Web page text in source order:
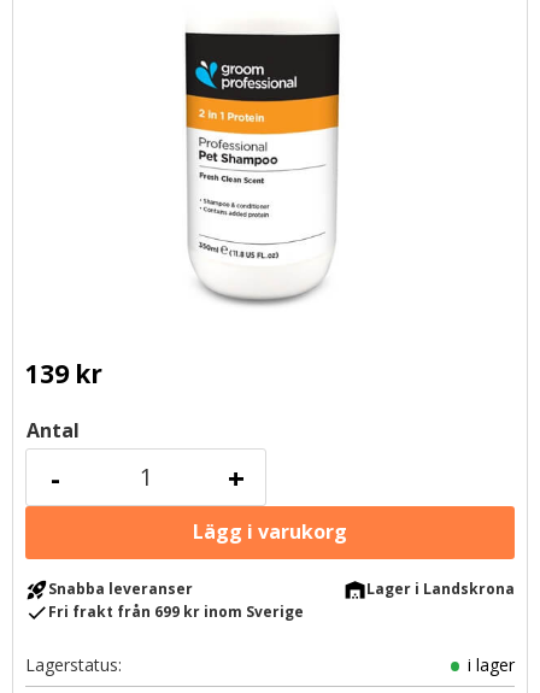
139kr
Antal
+
-
rocket_launchSnabba leveranser warehouseLager i Landskrona
checkFri frakt från 699 kr inom Sverige
Lagerstatus
i lager